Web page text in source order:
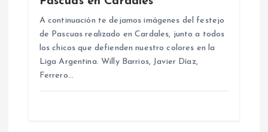
A continuación te dejamos imágenes del festejo
de Pascuas realizado en Cardales, junto a todos
los chicos que defienden nuestro colores en la
Liga Argentina. Willy Barrios, Javier Díaz,
Ferrero…